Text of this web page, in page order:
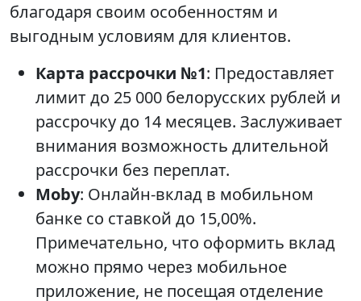
благодаря своим особенностям и
выгодным условиям для клиентов.
Карта рассрочки №1: Предоставляет
лимит до 25 000 белорусских рублей и
рассрочку до 14 месяцев. Заслуживает
внимания возможность длительной
рассрочки без переплат.
Moby: Онлайн-вклад в мобильном
банке со ставкой до 15,00%.
Примечательно, что оформить вклад
можно прямо через мобильное
приложение, не посещая отделение